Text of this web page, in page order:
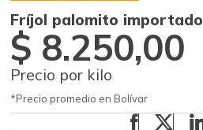
Fríjol palomito importado
$ 8.250,00
Precio por kilo
*Precio promedio en Bolívar